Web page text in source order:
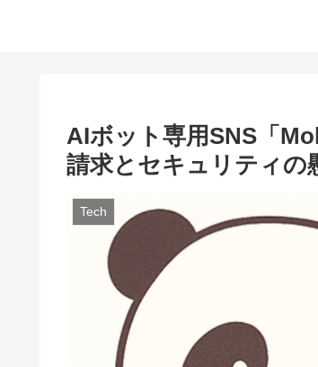
AIボット専用SNS「
請求とセキュリティの
Tech